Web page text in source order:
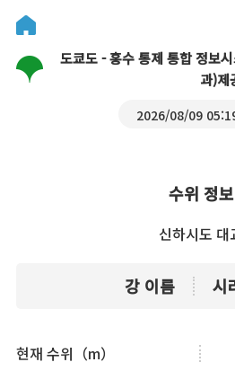
도쿄도 - 홍수 통제 통합 정보
과)제
2026/08/09
수위 정보
신하시도 대
강 이름 시
현재 수위（m）